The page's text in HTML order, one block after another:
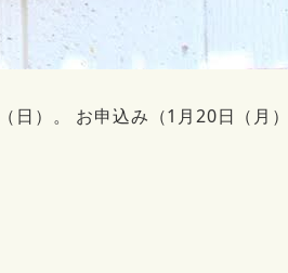
）。 お申込み（1月20日（月